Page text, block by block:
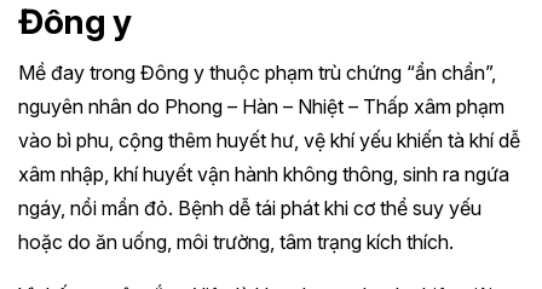
Đông y
Mề đay trong Đông y thuộc phạm trù chứng “ẩn chẩn”,
nguyên nhân do Phong – Hàn – Nhiệt – Thấp xâm phạm
vào bì phu, cộng thêm huyết hư, vệ khí yếu khiến tà khí dễ
xâm nhập, khí huyết vận hành không thông, sinh ra ngứa
ngáy, nổi mẩn đỏ. Bệnh dễ tái phát khi cơ thể suy yếu
hoặc do ăn uống, môi trường, tâm trạng kích thích.